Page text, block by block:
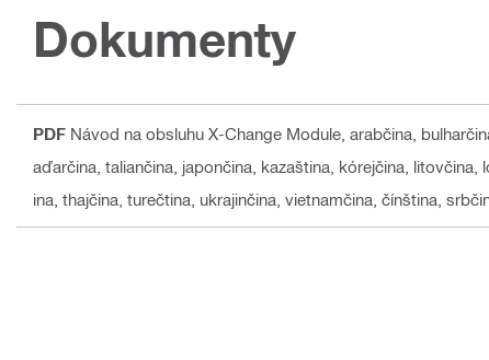
Dokumenty
PDF Návod na obsluhu X-Change Module , arabčina,
aďarčina, taliančina, japončina, kazaština, kórejčina,
ina, thajčina, turečtina, ukrajinčina, vietnamčina, čínština,